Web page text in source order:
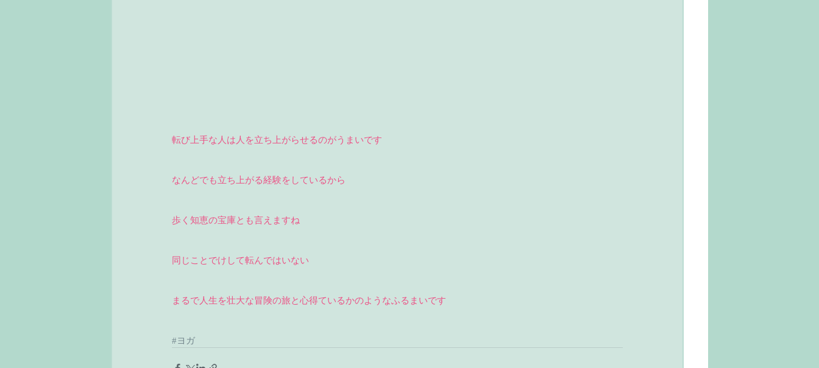
転び上手な人は人を立ち上がらせるのがうまいです
なんどでも立ち上がる経験をしているから
歩く知恵の宝庫とも言えますね
同じことでけして転んではいない
まるで人生を壮大な冒険の旅と心得ているかのようなふるまいです
#ヨガ